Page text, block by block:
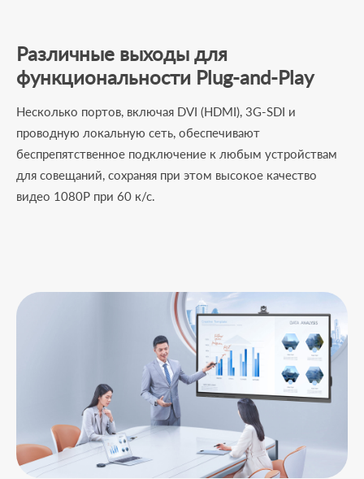
Различные выходы для
функциональности Plug-and-Play
Несколько портов, включая DVI (HDMI), 3G-SDI и
проводную локальную сеть, обеспечивают
беспрепятственное подключение к любым устройствам
для совещаний, сохраняя при этом высокое качество
видео 1080P при 60 к/с.